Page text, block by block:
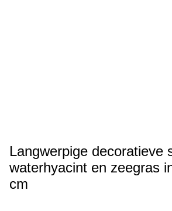
Langwerpige decoratieve
waterhyacint en zeegras
cm